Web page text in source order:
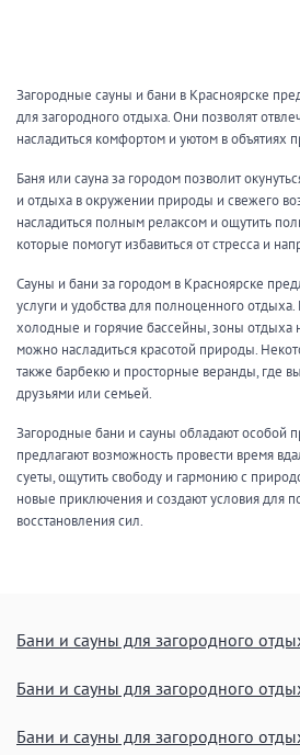
Загородные сауны и бани в Красноярске
для загородного отдыха. Они позволят
насладиться комфортом и уютом в объятиях
Баня или сауназа городом позволит
и отдыха в окружении природы и свежего
насладиться полным релаксом и ощутить
которые помогут избавиться от стресса и
Сауны и бани за городом в Красноярске
услуги и удобства для полноценного
холодные и горячие бассейны, зоны отдыха
можно насладиться красотой природы.
также барбекю и просторные веранды, где
друзьями или семьей.
Загородные бани и сауны обладают особой
предлагают возможность провести время
суеты, ощутить свободу и гармонию с
новые приключения и создают условия для
восстановления сил.
Бани и сауны для загородного
Бани и сауны для загородного
Бани и сауны для загородного